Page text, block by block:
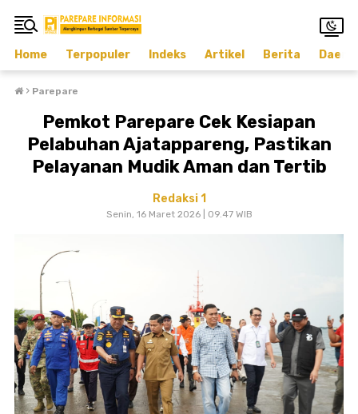
Home Terpopuler Indeks Artikel Berita
› Parepare
Pemkot Parepare Cek Kesiapan
Pelabuhan Ajatappareng, Pastikan
Pelayanan Mudik Aman dan Tertib
Redaksi 1
Senin, 16 Maret 2026 | 09.47 WIB